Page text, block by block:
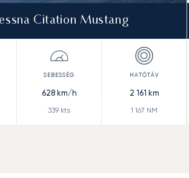
Citation Mustang
628km/h
339 kts
2 161 km
1 167 NM